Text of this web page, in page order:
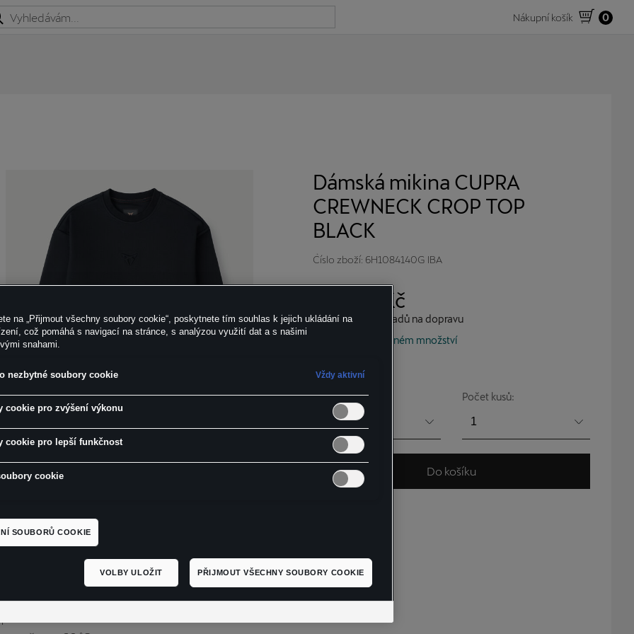
Nákupní košík 0
Dámská mikina CUPRA
CREWNECK CROP TOP
BLACK
Číslo zboží: 6H1084140G IBA
,- Kč
vč. DPH, bez nákladů na dopravu
Skladem v omezeném množství
Velikost: Počet kusů:
1
2
Do košíku
TOP s klasickým výstřihem a dlouhým rukávem
logo CUPRA tón v tónu na hrudi
85 % organická bavlna, 15 % recyklovaný polyester
na „Přijmout všechny soubory cookie“, poskytnete tím souhlas k jejich ukládání na
což pomáhá s navigací na stránce, s analýzou využití dat a s našimi
snahami.
nezbytné soubory cookie Vždy aktivní
cookie pro zvýšení výkonu
cookie pro lepší funkčnost
cookie
SOUBORŮ COOKIE
VOLBY ULOŽIT PŘIJMOUT VŠECHNY SOUBORY COOKIE